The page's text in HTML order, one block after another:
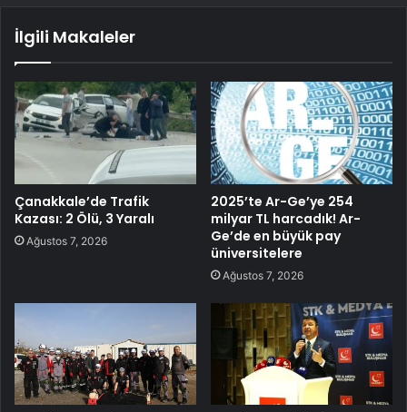
İlgili Makaleler
Çanakkale’de Trafik
Kazası: 2 Ölü, 3 Yaralı
Ağustos 7, 2026
2025’te Ar-Ge’ye 254
milyar TL harcadık! Ar-
Ge’de en büyük pay
üniversitelere
Ağustos 7, 2026